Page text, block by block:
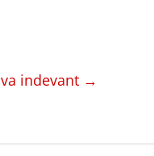
va indevant →